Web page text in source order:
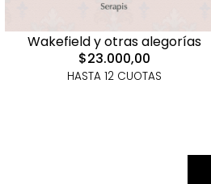
Wakefield y otras alegorías
$23.000,00
HASTA 12 CUOTAS